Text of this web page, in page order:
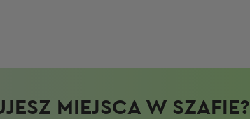
MIEJSCA W SZAFIE?​